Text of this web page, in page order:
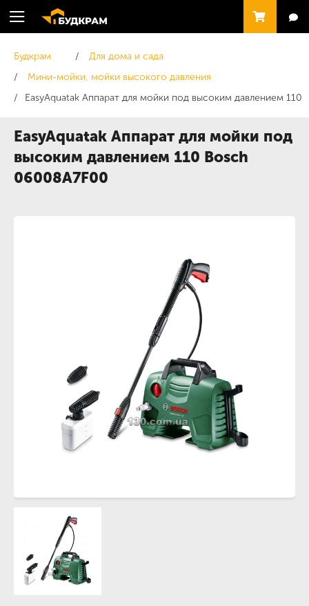
Будкрам
Для дома и сада
Мини-мойки, мойки высокого давления
EasyAquatak Аппарат для мойки под высоким давлением 110
EasyAquatak Аппарат для мойки под
высоким давлением 110 Bosch
06008A7F00